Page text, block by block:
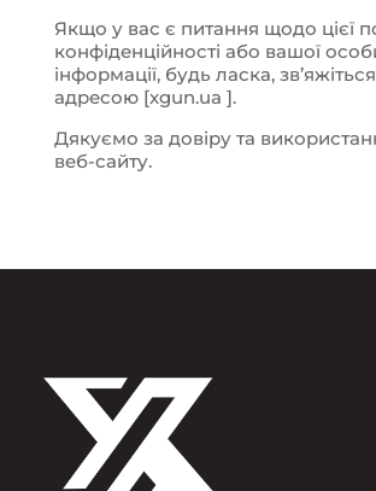
Якщо у вас є питання щодо цієї
конфіденційності або вашої
інформації, будь ласка,
адресою [xgun.ua ].
Дякуємо за довіру та
веб-сайту.